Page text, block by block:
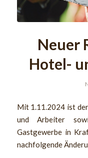
Neuer
Hotel-
Mit 1.11.2024 ist
und Arbeiter
Gastgewerbe in
nachfolgende